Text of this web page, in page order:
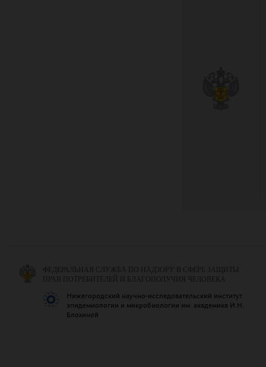
ФЕДЕРАЛЬНАЯ СЛУЖБА ПО НАДЗОРУ В СФЕРЕ ЗАЩИТЫ
ПРАВ ПОТРЕБИТЕЛЕЙ И БЛАГОПОЛУЧИЯ ЧЕЛОВЕКА
Нижегородский научно-исследовательский институт
эпидемиологии и микробиологии им. академика И.Н.
Блохиной